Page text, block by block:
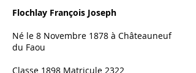
Flochlay François Joseph
Né le 8 Novembre 1878 à Châteauneuf
du Faou
Classe 1898 Matricule 2322